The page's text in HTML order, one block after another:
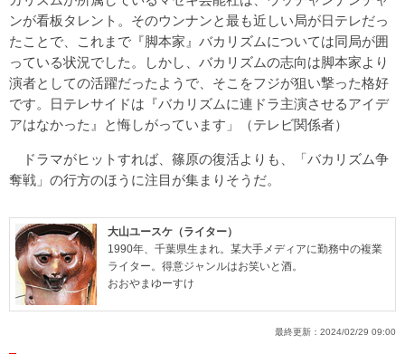
ンが看板タレント。そのウンナンと最も近しい局が日テレだっ
たことで、これまで『脚本家』バカリズムについては同局が囲
っている状況でした。しかし、バカリズムの志向は脚本家より
演者としての活躍だったようで、そこをフジが狙い撃った格好
です。日テレサイドは『バカリズムに連ドラ主演させるアイデ
アはなかった』と悔しがっています」（テレビ関係者）
ドラマがヒットすれば、篠原の復活よりも、「バカリズム争
奪戦」の行方のほうに注目が集まりそうだ。
大山ユースケ（ライター）
1990年、千葉県生まれ。某大手メディアに勤務中の複業
ライター。得意ジャンルはお笑いと酒。
おおやまゆーすけ
最終更新： 2024/02/29 09:00